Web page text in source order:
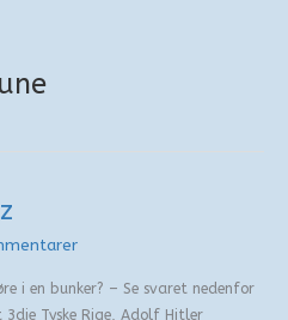
i en bunker? – Se svaret nedenfor
Tyske Rige, Adolf Hitler